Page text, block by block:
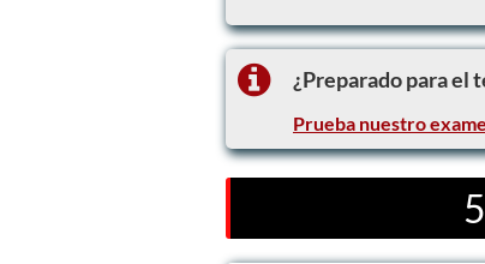
¿Preparado para el
Prueba nuestro